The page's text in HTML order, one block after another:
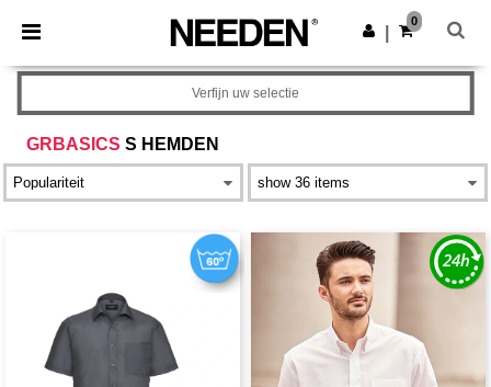
× Needen-app
Betere prijzen in de app!
Download app
0
GRBASICS S HEMDEN
Verfijn uw selectie